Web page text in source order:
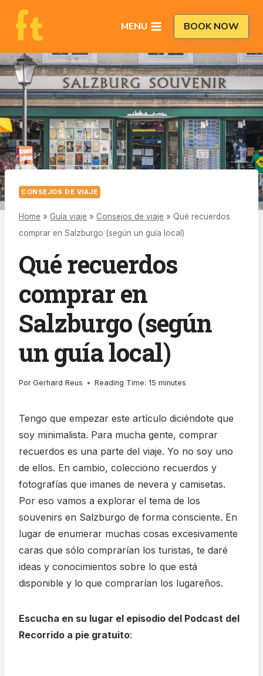
Saltar
contenido
MENU BOOK NOW
CONSEJOS DE VIAJE
Home » Guía viaje » Consejos de viaje » Qué recuerdos
comprar en Salzburgo (según un guía local)
Qué recuerdos
comprar en
Salzburgo (según
un guía local)
Por Gerhard Reus Reading Time: 15minutes
Tengo que empezar este artículo diciéndote que
soy minimalista. Para mucha gente, comprar
recuerdos es una parte del viaje. Yo no soy uno
de ellos. En cambio, colecciono recuerdos y
fotografías que imanes de nevera y camisetas.
Por eso vamos a explorar el tema de los
souvenirs en Salzburgo de forma consciente. En
lugar de enumerar muchas cosas excesivamente
caras que sólo comprarían los turistas, te daré
ideas y conocimientos sobre lo que está
disponible y lo que comprarían los lugareños.
Escucha en su lugar el episodio del Podcast del
Recorrido a pie gratuito: